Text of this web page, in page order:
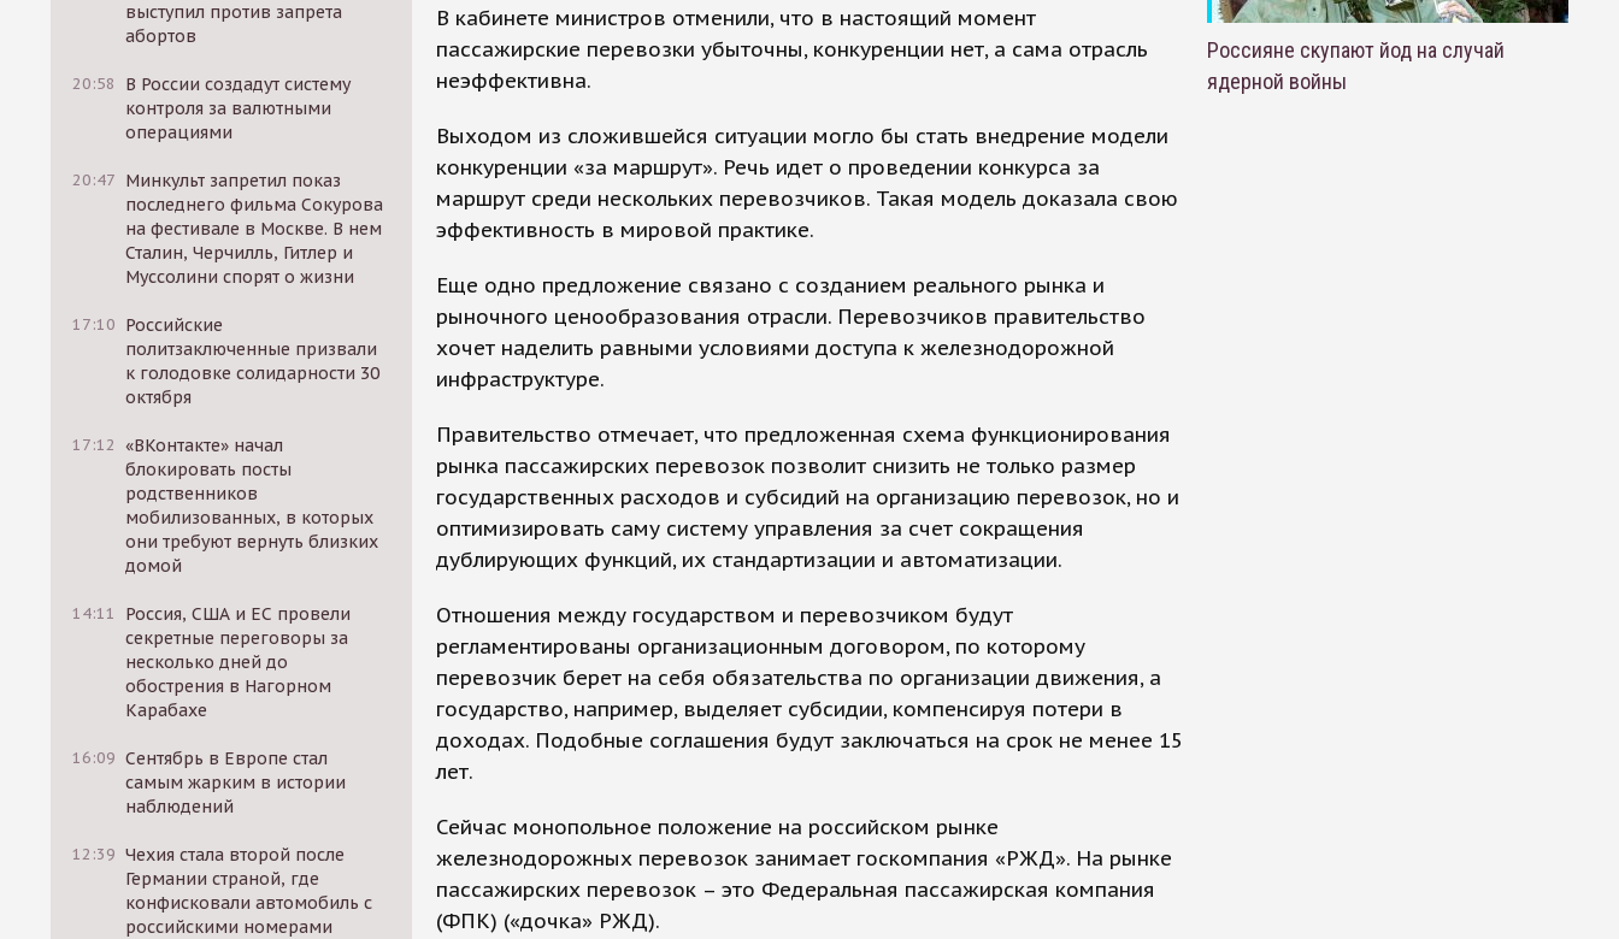
выступил против запрета
абортов
20:58
В России создадут систему
контроля за валютными
операциями
20:47 Минкульт запретил показ
последнего фильма Сокурова
на фестивале в Москве. В нем
Сталин, Черчилль, Гитлер и
Муссолини спорят о жизни
17:10 Российские
политзаключенные призвали
к голодовке солидарности 30
октября
17:12 «ВКонтакте» начал
блокировать посты
родственников
мобилизованных, в которых
они требуют вернуть близких
домой
14:11
Россия, США и ЕС провели
секретные переговоры за
несколько дней до
обострения в Нагорном
Карабахе
16:09 Сентябрь в Европе стал
самым жарким в истории
наблюдений
12:39 Чехия стала второй после
Германии страной, где
конфисковали автомобиль с
российскими номерами
В кабинете министров отменили, что в настоящий момент
пассажирские перевозки убыточны, конкуренции нет, а сама отрасль
неэффективна.
Выходом из сложившейся ситуации могло бы стать внедрение модели
конкуренции «за маршрут». Речь идет о проведении конкурса за
маршрут среди нескольких перевозчиков. Такая модель доказала свою
эффективность в мировой практике.
Еще одно предложение связано с созданием реального рынка и
рыночного ценообразования отрасли. Перевозчиков правительство
хочет наделить равными условиями доступа к железнодорожной
инфраструктуре.
Правительство отмечает, что предложенная схема функционирования
рынка пассажирских перевозок позволит снизить не только размер
государственных расходов и субсидий на организацию перевозок, но и
оптимизировать саму систему управления за счет сокращения
дублирующих функций, их стандартизации и автоматизации.
Отношения между государством и перевозчиком будут
регламентированы организационным договором, по которому
перевозчик берет на себя обязательства по организации движения, а
государство, например, выделяет субсидии, компенсируя потери в
доходах. Подобные соглашения будут заключаться на срок не менее 15
лет.
Сейчас монопольное положение на российском рынке
железнодорожных перевозок занимает госкомпания «РЖД». На рынке
пассажирских перевозок – это Федеральная пассажирская компания
(ФПК) («дочка» РЖД).
Россияне скупают йод на случай
ядерной войны